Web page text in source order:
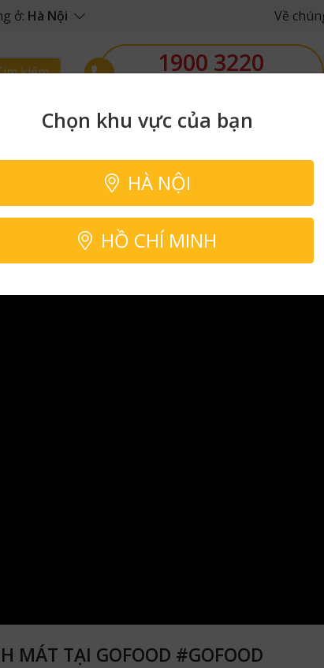
ở: Hà Nội Về
kiếm 1900 3220
box tiện
Sushi
Nước sốt và gia
#gofood #thucphamnhapkhau #quatet
MÁT TẠI GOFOOD #GOFOOD
Chọn khu vực của bạn
HÀ NỘI
HỒ CHÍ MINH